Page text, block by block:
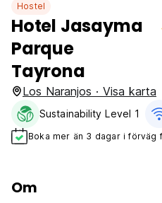
Hostel
Hotel Jasayma
Parque
Tayrona
Los Naranjos · Visa karta
Sustainability Level 1
Boka mer än 3 dagar i förväg
Om